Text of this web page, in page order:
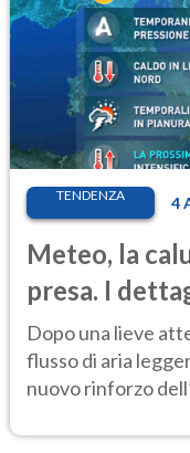
TENDENZA 4
Meteo, la
presa. I
Dopo una lieve
flusso di aria
nuovo rinforzo